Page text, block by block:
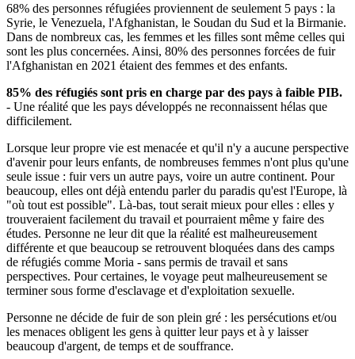
68% des personnes réfugiées proviennent de seulement 5 pays : la
Syrie, le Venezuela, l'Afghanistan, le Soudan du Sud et la Birmanie.
Dans de nombreux cas, les femmes et les filles sont même celles qui
sont les plus concernées. Ainsi, 80% des personnes forcées de fuir
l'Afghanistan en 2021 étaient des femmes et des enfants.
85% des réfugiés sont pris en charge par des pays à faible PIB.
- Une réalité que les pays développés ne reconnaissent hélas que
difficilement.
Lorsque leur propre vie est menacée et qu'il n'y a aucune perspective
d'avenir pour leurs enfants, de nombreuses femmes n'ont plus qu'une
seule issue : fuir vers un autre pays, voire un autre continent. Pour
beaucoup, elles ont déjà entendu parler du paradis qu'est l'Europe, là
"où tout est possible". Là-bas, tout serait mieux pour elles : elles y
trouveraient facilement du travail et pourraient même y faire des
études. Personne ne leur dit que la réalité est malheureusement
différente et que beaucoup se retrouvent bloquées dans des camps
de réfugiés comme Moria - sans permis de travail et sans
perspectives. Pour certaines, le voyage peut malheureusement se
terminer sous forme d'esclavage et d'exploitation sexuelle.
Personne ne décide de fuir de son plein gré : les persécutions et/ou
les menaces obligent les gens à quitter leur pays et à y laisser
beaucoup d'argent, de temps et de souffrance.